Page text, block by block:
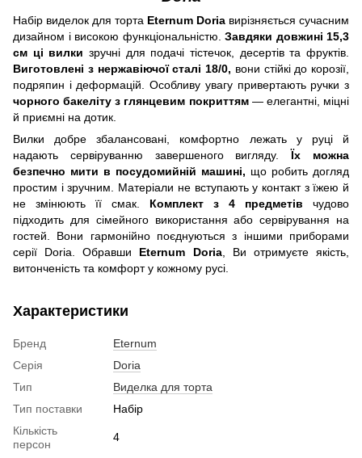
Набір виделок для торта Eternum Doria вирізняється сучасним
дизайном і високою функціональністю. Завдяки довжині 15,3
см ці вилки зручні для подачі тістечок, десертів та фруктів.
Виготовлені з нержавіючої сталі 18/0, вони стійкі до корозії,
подряпин і деформацій. Особливу увагу привертають ручки з
чорного бакеліту з глянцевим покриттям— елегантні, міцні
й приємні на дотик.
Вилки добре збалансовані, комфортно лежать у руці й
надають сервіруванню завершеного вигляду.
Їх можна
безпечно мити в посудомийній машині, що робить догляд
простим і зручним. Матеріали не вступають у контакт з їжею й
не змінюють її смак. Комплект з 4 предметів чудово
підходить для сімейного використання або сервірування на
гостей. Вони гармонійно поєднуються з іншими приборами
серії Doria. Обравши Eternum Doria, Ви отримуєте якість,
витонченість та комфорт у кожному русі.
Характеристики
Бренд
Eternum
Серія
Doria
Тип
Виделка для торта
Тип поставки
Набір
Кількість
персон
4